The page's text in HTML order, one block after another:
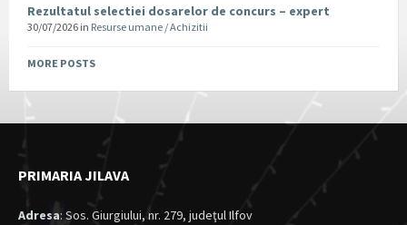
Rezultatul selectiei dosarelor de concurs – expert
30/07/2026 in Resurse umane / Achizitii
MORE POSTS
PRIMARIA JILAVA
Adresa: Sos. Giurgiului, nr. 279, judeţul Ilfov